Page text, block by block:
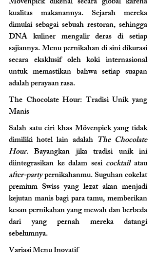
kualitas makanannya. Sejarah mereka
dimulai sebagai sebuah restoran, sehingga
DNA kuliner mengalir deras di setiap
sajiannya. Menu pernikahan di sini dikurasi
secara eksklusif oleh koki internasional
untuk memastikan bahwa setiap suapan
adalah perayaan rasa.
The Chocolate Hour: Tradisi Unik yang
Manis
Salah satu ciri khas Mövenpick yang tidak
dimiliki hotel lain adalah The Chocolate
Hour. Bayangkan jika tradisi unik ini
diintegrasikan ke dalam sesi cocktail
atau
after-party pernikahanmu. Suguhan cokelat
premium Swiss yang lezat akan menjadi
kejutan manis bagi para tamu, memberikan
kesan pernikahan yang mewah dan berbeda
dari yang pernah mereka datangi
sebelumnya.
Variasi Menu Inovatif